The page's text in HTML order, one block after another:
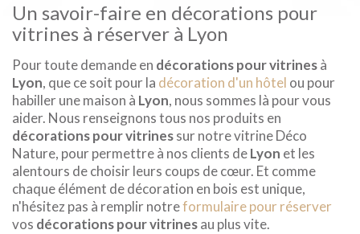
Un savoir-faire en décorations pour
vitrines à réserver à Lyon
Pour toute demande en décorations pour vitrinesà
Lyon, que ce soit pour la décoration d'un hôtel ou pour
habiller une maison à Lyon, nous sommes là pour vous
aider. Nous renseignons tous nos produits en
décorations pour vitrinessur notre vitrine Déco
Nature, pour permettre à nos clients deLyon et les
alentours de choisir leurs coups de cœur. Et comme
chaque élément de décoration en bois est unique,
n'hésitez pas à remplir notreformulaire pour réserver
vos décorations pour vitrinesau plus vite.